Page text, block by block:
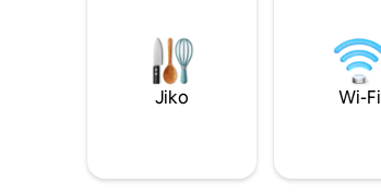
Jiko Wi-Fi